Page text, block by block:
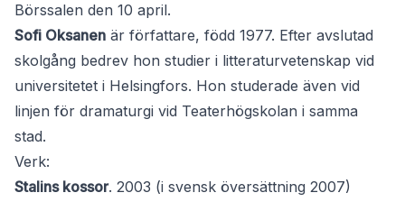
Börssalen den 10 april.
Sofi Oksanen är författare, född 1977. Efter avslutad
skolgång bedrev hon studier i litteraturvetenskap vid
universitetet i Helsingfors. Hon studerade även vid
linjen för dramaturgi vid Teaterhögskolan i samma
stad.
Verk:
Stalins kossor. 2003 (i svensk översättning 2007)